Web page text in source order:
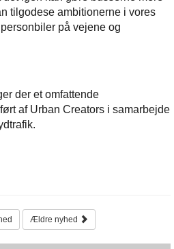
tilgodese ambitionerne i vores
på vejene og
der et omfattende
af Urban Creators i samarbejde
Ældre nyhed